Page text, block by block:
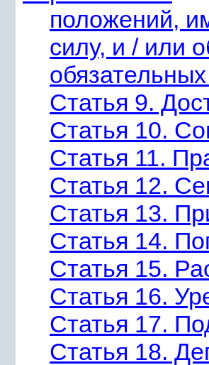
положений,
силу, и / или
Статья 9.
Статья 10.
Статья 11.
Статья 12.
Статья 13.
Статья 14.
Статья 15.
Статья 16.
Статья 17.
Статья 18.